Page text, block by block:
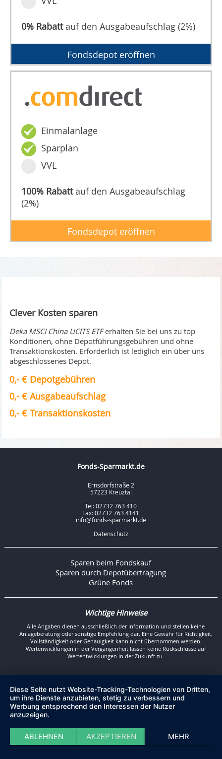
0% Rabattauf den Ausgabeaufschlag (2%)
Fondsdepot eröffnen
Einmalanlage
Sparplan
VVL
100% Rabattauf den Ausgabeaufschlag
(2%)
Fondsdepot eröffnen
Clever Kosten sparen
Deka MSCI China UCITS ETFerhalten Sie bei uns zu top
Konditionen, ohne Depotführungsgebühren und ohne
Transaktionskosten. Erforderlich ist lediglich ein über uns
abgeschlossenes Depot.
0,- € Depotgebühren
0,- € Ausgabeaufschlag
0,- € Transaktionskosten
Fonds-Sparmarkt.de
Ernsdorfstraße 2
57223 Kreuztal
Tel: 02732 763 410
Fax: 02732 763 4141
info@fonds-sparmarkt.de
Datenschutz
Sparen beim Fondskauf
Sparen durch Depotübertragung
Grüne Fonds
Wichtige Hinweise
Alle Angaben dienen ausschließlich der Information und stellen keine
Anlageberatung oder sonstige Empfehlung dar. Eine Gewähr für Richtigkeit,
Vollständigkeit oder Genauigkeit kann nicht übernommen werden.
Wertenwicklungen in der Vergangenheit lassen keine Rückschlüsse auf
Wertentwicklungen in der Zukunft zu.
Diese Seite nutzt Website-Tracking-Technologien von Dritten,
um ihre Dienste anzubieten, stetig zu verbessern und
Werbung entsprechend den Interessen der Nutzer
anzuzeigen.
ABLEHNEN AKZEPTIEREN MEHR